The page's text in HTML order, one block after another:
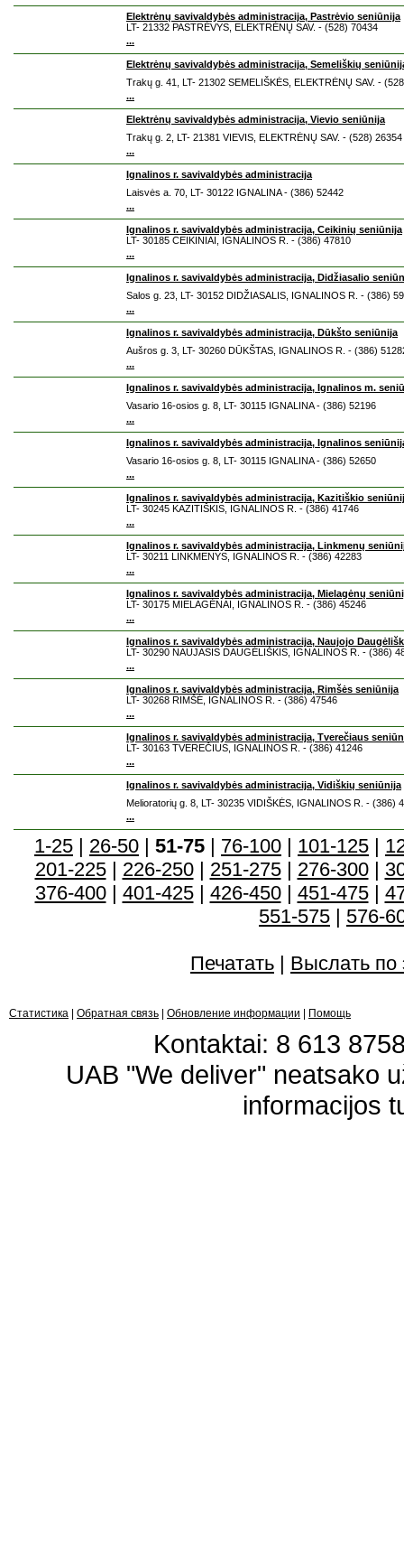
Elektrėnų savivaldybės administracija, Pastrėvio seniūnija
LT- 21332 PASTRĖVYS, ELEKTRĖNŲ SAV. - (528) 70434
...
Elektrėnų savivaldybės administracija, Semeliškių
Trakų g. 41, LT- 21302 SEMELIŠKĖS, ELEKTRĖNŲ SAV. -
...
Elektrėnų savivaldybės administracija, Vievio seniūnija
Trakų g. 2, LT- 21381 VIEVIS, ELEKTRĖNŲ SAV. - (528) 26354
...
Ignalinos r. savivaldybės administracija
Laisvės a. 70, LT- 30122 IGNALINA - (386) 52442
...
Ignalinos r. savivaldybės administracija, Ceikinių seniūnija
LT- 30185 CEIKINIAI, IGNALINOS R. - (386) 47810
...
Ignalinos r. savivaldybės administracija, Didžiasalio
Salos g. 23, LT- 30152 DIDŽIASALIS, IGNALINOS R. - (386)
...
Ignalinos r. savivaldybės administracija, Dūkšto seniūnija
Aušros g. 3, LT- 30260 DŪKŠTAS, IGNALINOS R. - (386)
...
Ignalinos r. savivaldybės administracija, Ignalinos m.
Vasario 16-osios g. 8, LT- 30115 IGNALINA - (386) 52196
...
Ignalinos r. savivaldybės administracija, Ignalinos
Vasario 16-osios g. 8, LT- 30115 IGNALINA - (386) 52650
...
Ignalinos r. savivaldybės administracija, Kazitiškio
LT- 30245 KAZITIŠKIS, IGNALINOS R. - (386) 41746
...
Ignalinos r. savivaldybės administracija, Linkmenų
LT- 30211 LINKMENYS, IGNALINOS R. - (386) 42283
...
Ignalinos r. savivaldybės administracija, Mielagėnų
LT- 30175 MIELAGĖNAI, IGNALINOS R. - (386) 45246
...
Ignalinos r. savivaldybės administracija, Naujojo
LT- 30290 NAUJASIS DAUGĖLIŠKIS, IGNALINOS R. - (386)
...
Ignalinos r. savivaldybės administracija, Rimšės seniūnija
LT- 30268 RIMŠĖ, IGNALINOS R. - (386) 47546
...
Ignalinos r. savivaldybės administracija, Tverečiaus
LT- 30163 TVEREČIUS, IGNALINOS R. - (386) 41246
...
Ignalinos r. savivaldybės administracija, Vidiškių seniūnija
Melioratorių g. 8, LT- 30235 VIDIŠKĖS, IGNALINOS R. - (386)
...
1-25 | 26-50 | 51-75 | 76-100 | 101-125 |
201-225| 226-250| 251-275| 276-300|
376-400| 401-425| 426-450| 451-475|
551-575 | 576-
Печатать | Выслать по
Статистика Обратная связь Обновление информации Помощь
Kontaktai: 8 613
UAB "We deliver" neatsako
informacijos